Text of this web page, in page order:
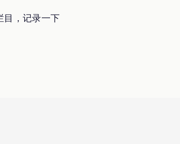
目，记录一下